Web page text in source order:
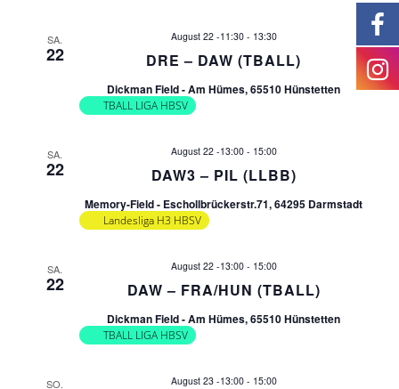
i
h
e
n
SA.
22 DRE – DAW (TBALL)
August 22 -11:30- 13:30
Dickman Field - Am Hümes, 65510 Hünstetten
TBALL LIGA HBSV
SA.
22 DAW3 – PIL (LLBB)
August 22 -13:00- 15:00
Memory-Field - Eschollbrückerstr.71, 64295 Darmstadt
Landesliga H3 HBSV
SA.
22 DAW – FRA/HUN (TBALL)
August 22 -13:00- 15:00
Dickman Field - Am Hümes, 65510 Hünstetten
TBALL LIGA HBSV
SO. August 23 -13:00- 15:00